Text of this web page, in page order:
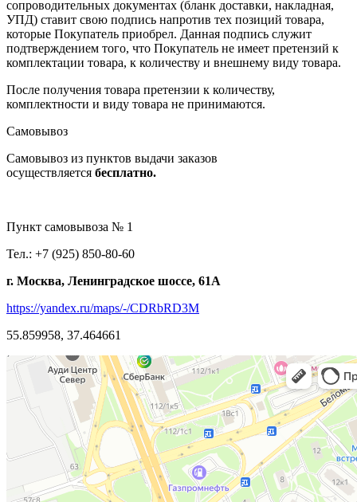
сопроводительных документах (бланк доставки, накладная,
УПД) ставит свою подпись напротив тех позиций товара,
которые Покупатель приобрел. Данная подпись служит
подтверждением того, что Покупатель не имеет претензий к
комплектации товара, к количеству и внешнему виду товара.
После получения товара претензии к количеству,
комплектности и виду товара не принимаются.
Самовывоз
Самовывоз из пунктов выдачи заказов
осуществляется бесплатно.
Пункт самовывоза № 1
Тел.: +7 (925) 850-80-60
г. Москва, Ленинградское шоссе, 61А
https://yandex.ru/maps/-/CDRbRD3M
55.859958, 37.464661